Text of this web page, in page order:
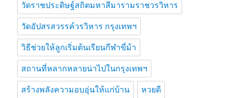
วัดราชประดิษฐ์สถิตมหาสีมารามราชวรวิหาร
วัดอัปสรสวรรค์วรวิหาร กรุงเทพฯ
วิธีช่วยให้ลูกเริ่มต้นเรียนกีฬาขี่ม้า
สถานที่หลากหลายน่าไปในกรุงเทพฯ
สร้างพลังความอบอุ่นให้แก่บ้าน หวยดี